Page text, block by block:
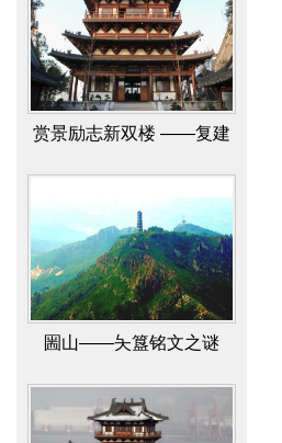
赏景励志新双楼 ——复建
北固、多景二楼文化景观
圌山——夨簋铭文之谜